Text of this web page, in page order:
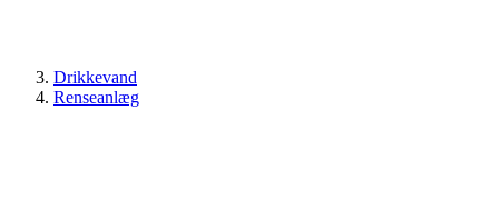
Drikkevand
Renseanlæg